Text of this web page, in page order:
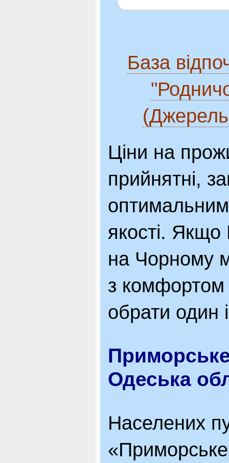
База
Ціни на
прийнятні,
якості. Якщо
на Чорному
з комфортом
обрати один
Одеська
Населених